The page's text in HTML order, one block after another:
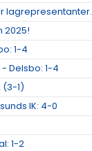
lagrepresentanter.
2025!
1-4
Delsbo: 1-4
1)
IK: 4-0
1-2